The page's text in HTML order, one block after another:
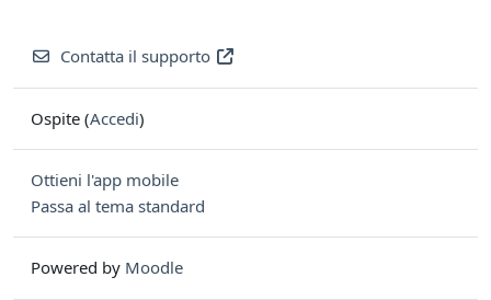
Contatta il supporto
Ospite (Accedi)
Ottieni l'app mobile
Passa al tema standard
Powered by Moodle